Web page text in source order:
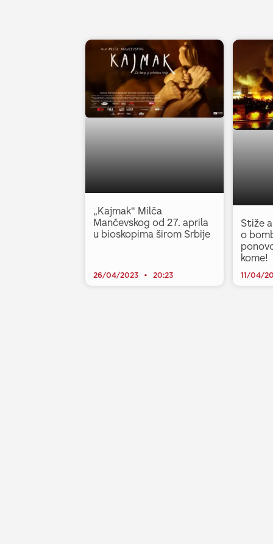
„Kajmak“ Milča
Mančevskog od 27. aprila
u bioskopima širom Srbije
26/04/2023 20:23
Stiže
o
kome!
11/04/